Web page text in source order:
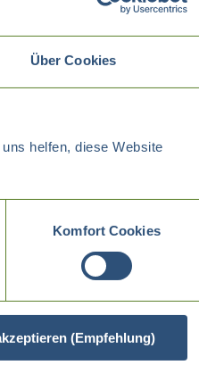
Über Cookies
helfen, diese Website
Komfort Cookies
(Empfehlung)